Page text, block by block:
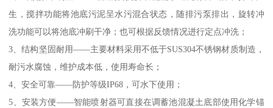
生，搅拌功能将池底污泥呈水污混合状态，随排污泵排出，旋转冲
洗功能可以将池底冲刷干净；也可根据反馈情况进行定点冲洗；
3、结构坚固耐用——主要材料采用不低于SUS304不锈钢材质制造，
耐污水腐蚀，维护成本低，使用寿命长；
4、安全可靠——防护等级IP68，可水下使用；
5、安装方便——智能喷射器可直接在调蓄池混凝土底部使用化学锚